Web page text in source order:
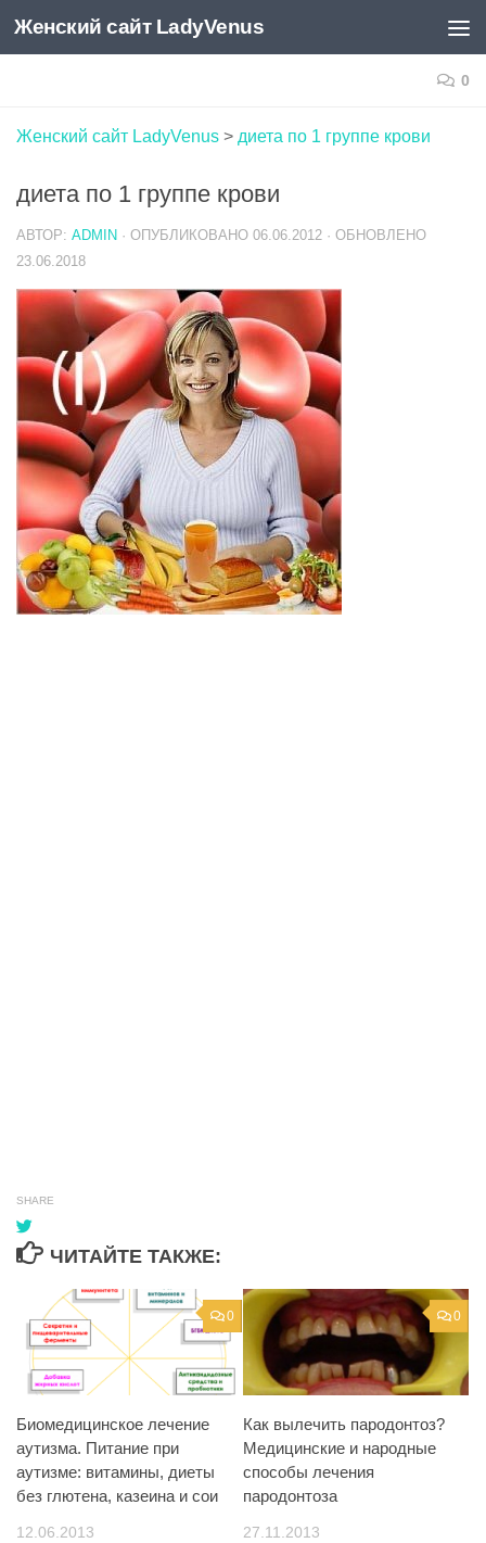
Skip to content
Женский сайт LadyVenus
0
Женский сайт LadyVenus > диета по 1 группе крови
диета по 1 группе крови
АВТОР: ADMIN · ОПУБЛИКОВАНО 06.06.2012 · ОБНОВЛЕНО
23.06.2018
SHARE
ЧИТАЙТЕ ТАКЖЕ:
0
Биомедицинское лечение
аутизма. Питание при
аутизме: витамины, диеты
без глютена, казеина и сои
12.06.2013
0
Как вылечить пародонтоз?
Медицинские и народные
способы лечения
пародонтоза
27.11.2013